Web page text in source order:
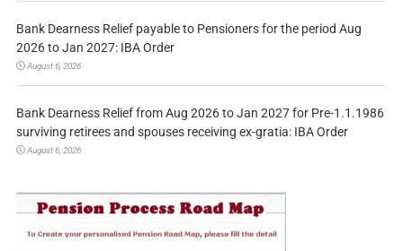
Bank Dearness Relief payable to Pensioners for the period Aug
2026 to Jan 2027: IBA Order
August 6, 2026
Bank Dearness Relief from Aug 2026 to Jan 2027 for Pre-1.1.1986
surviving retirees and spouses receiving ex-gratia: IBA Order
August 6, 2026